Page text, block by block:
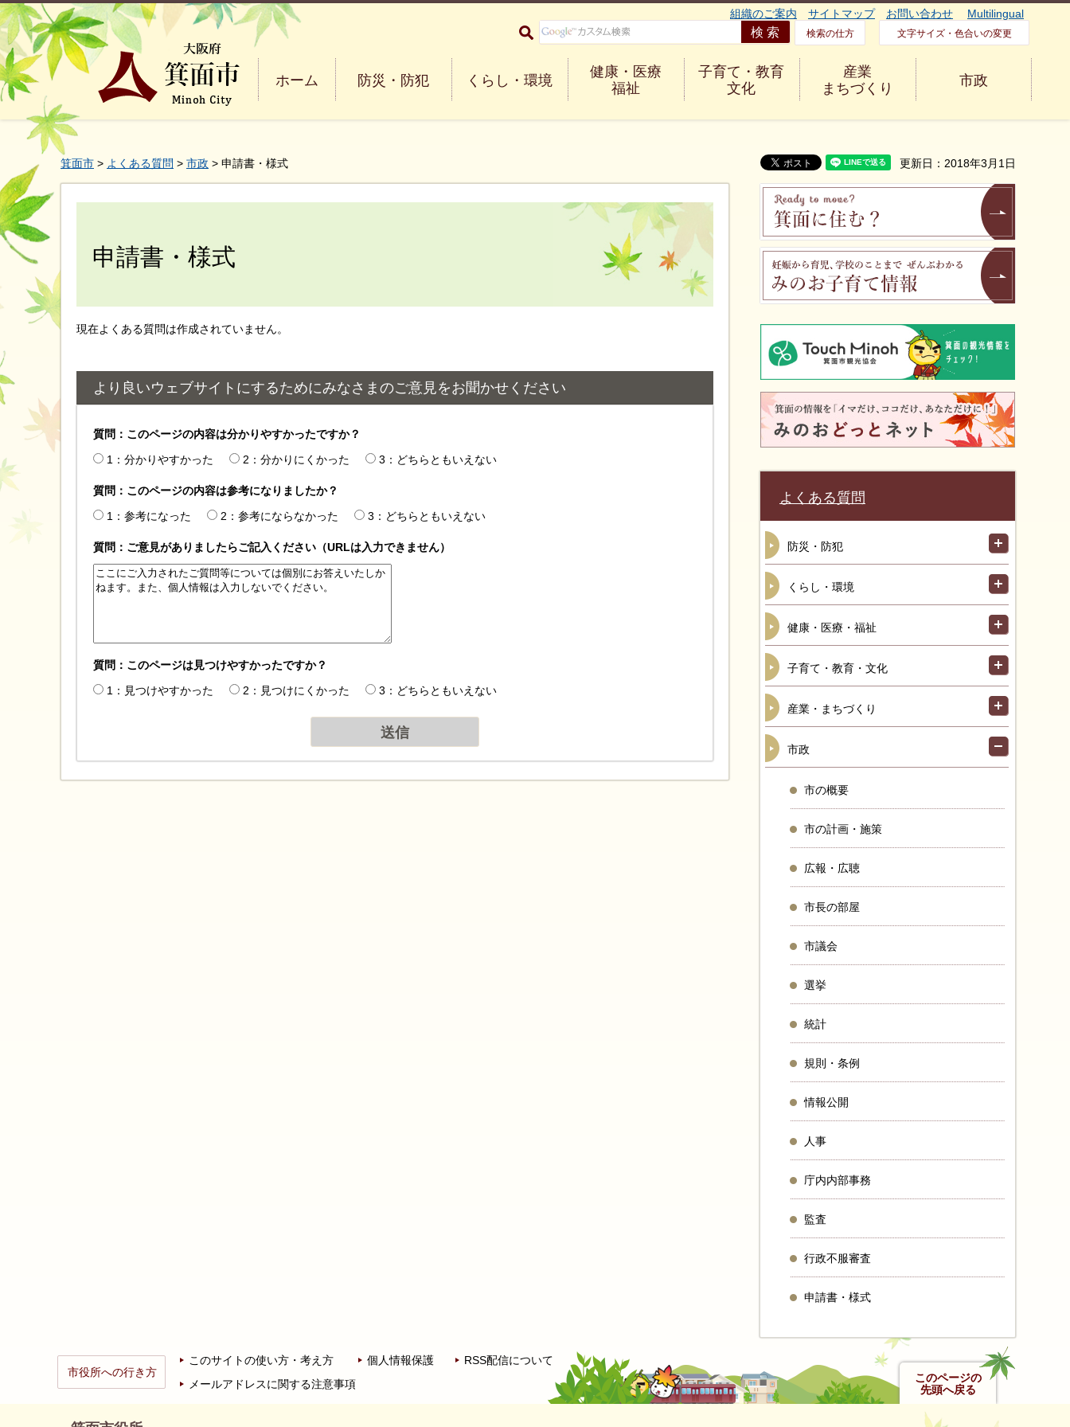
大阪府箕面市 Minoh City
組織のご案内 サイトマップ お問い合わせ Multilingual
検索の仕方 文字サイズ・色合いの変更
ホーム 防災・防犯 くらし・環境
健康・医療
福祉
子育て・教育
文化
産業
まちづくり
市政
箕面市 > よくある質問 > 市政 > 申請書・様式 更新日：2018年3月1日
申請書・様式
現在よくある質問は作成されていません。
より良いウェブサイトにするためにみなさまのご意見をお聞かせください
質問：このページの内容は分かりやすかったですか？
1：分かりやすかった
2：分かりにくかった 3：どちらともいえない
質問：このページの内容は参考になりましたか？
1：参考になった
2：参考にならなかった 3：どちらともいえない
質問：ご意見がありましたらご記入ください（URLは入力できません）
質問：このページは見つけやすかったですか？
1：見つけやすかった
2：見つけにくかった 3：どちらともいえない
よくある質問
防災・防犯
くらし・環境
健康・医療・福祉
子育て・教育・文化
産業・まちづくり
市政
市の概要
市の計画・施策
広報・広聴
市長の部屋
市議会
選挙
統計
規則・条例
情報公開
人事
庁内内部事務
監査
行政不服審査
申請書・様式
このページの
先頭へ戻る
市役所への行き方
このサイトの使い方・考え方 個人情報保護
RSS配信について
メールアドレスに関する注意事項